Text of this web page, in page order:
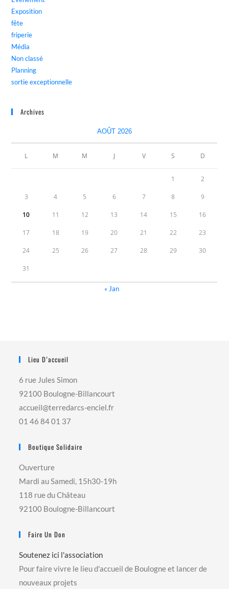
Exposition
fête
friperie
Média
Non classé
Planning
sortie exceptionnelle
Archives
AOÛT 2026
L M M J V S D
1 2
3 4 5 6 7 8 9
10 11 12 13 14 15 16
17 18 19 20 21 22 23
24 25 26 27 28 29 30
31
« Jan
Lieu D’accueil
6 rue Jules Simon
92100 Boulogne-Billancourt
accueil@terredarcs-enciel.fr
01 46 84 01 37
Boutique Solidaire
Ouverture
Mardi au Samedi, 15h30-19h
118 rue du Château
92100 Boulogne-Billancourt
Faire Un Don
Soutenez ici l'association
Pour faire vivre le lieu d'accueil de Boulogne et lancer de
nouveaux projets